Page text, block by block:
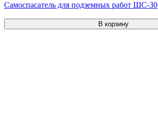
Самоспасатель для подземных работ ШС-30
В корзину